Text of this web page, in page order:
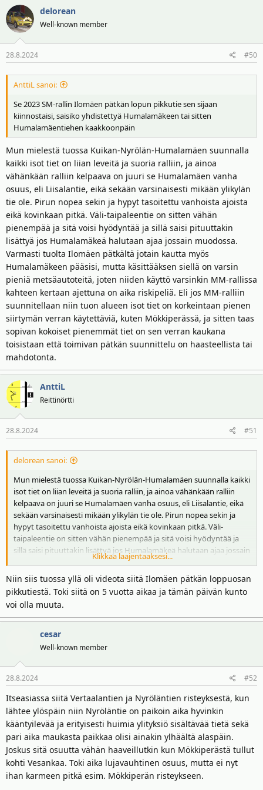
delorean
Well-known member
28.8.2024 #50
AnttiL sanoi:
Se 2023 SM-rallin Ilomäen pätkän lopun pikkutie sen sijaan
kiinnostaisi, saisiko yhdistettyä Humalamäkeen tai sitten
Humalamäentiehen kaakkoonpäin
Mun mielestä tuossa Kuikan-Nyrölän-Humalamäen suunnalla
kaikki isot tiet on liian leveitä ja suoria ralliin, ja ainoa
vähänkään ralliin kelpaava on juuri se Humalamäen vanha
osuus, eli Liisalantie, eikä sekään varsinaisesti mikään ylikylän
tie ole. Pirun nopea sekin ja hypyt tasoitettu vanhoista ajoista
eikä kovinkaan pitkä. Väli-taipaleentie on sitten vähän
pienempää ja sitä voisi hyödyntää ja sillä saisi pituuttakin
lisättyä jos Humalamäkeä halutaan ajaa jossain muodossa.
Varmasti tuolta Ilomäen pätkältä jotain kautta myös
Humalamäkeen pääsisi, mutta käsittääksen siellä on varsin
pieniä metsäautoteitä, joten niiden käyttö varsinkin MM-rallissa
kahteen kertaan ajettuna on aika riskipeliä. Eli jos MM-ralliin
suunnitellaan niin tuon alueen isot tiet on korkeintaan pienen
siirtymän verran käytettäviä, kuten Mökkiperässä, ja sitten taas
sopivan kokoiset pienemmät tiet on sen verran kaukana
toisistaan että toimivan pätkän suunnittelu on haasteellista tai
mahdotonta.
AnttiL
Reittinörtti
28.8.2024 #51
delorean sanoi:
Mun mielestä tuossa Kuikan-Nyrölän-Humalamäen suunnalla kaikki
isot tiet on liian leveitä ja suoria ralliin, ja ainoa vähänkään ralliin
kelpaava on juuri se Humalamäen vanha osuus, eli Liisalantie, eikä
sekään varsinaisesti mikään ylikylän tie ole. Pirun nopea sekin ja
hypyt tasoitettu vanhoista ajoista eikä kovinkaan pitkä. Väli-
taipaleentie on sitten vähän pienempää ja sitä voisi hyödyntää ja
sillä saisi pituuttakin lisättyä jos Humalamäkeä halutaan ajaa jossain
muodossa. Varmasti tuolta Ilomäen pätkältä jotain kautta myös
Humalamäkeen pääsisi, mutta käsittääksen siellä on varsin pieniä
metsäautoteitä, joten niiden käyttö varsinkin MM-rallissa kahteen
kertaan ajettuna on aika riskipeliä. Eli jos MM-ralliin suunnitellaan
niin tuon alueen isot tiet on korkeintaan pienen siirtymän verran
käytettäviä, kuten Mökkiperässä, ja sitten taas sopivan kokoiset
pienemmät tiet on sen verran kaukana toisistaan että toimivan
pätkän suunnittelu on haasteellista tai mahdotonta.
Klikkaa laajentaaksesi...
Niin siis tuossa yllä oli videota siitä Ilomäen pätkän loppuosan
pikkutiestä. Toki siitä on 5 vuotta aikaa ja tämän päivän kunto
voi olla muuta.
cesar
Well-known member
28.8.2024 #52
Itseasiassa siitä Vertaalantien ja Nyröläntien risteyksestä, kun
lähtee ylöspäin niin Nyröläntie on paikoin aika hyvinkin
kääntyilevää ja erityisesti huimia ylityksiö sisältävää tietä sekä
pari aika maukasta paikkaa olisi ainakin ylhäältä alaspäin.
Joskus sitä osuutta vähän haaveillutkin kun Mökkiperästä tullut
kohti Vesankaa. Toki aika lujavauhtinen osuus, mutta ei nyt
ihan karmeen pitkä esim. Mökkiperän risteykseen.